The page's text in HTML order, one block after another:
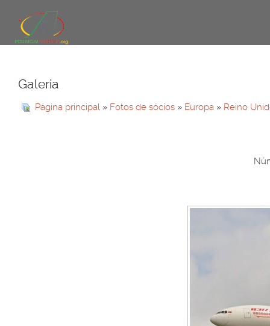
Galeria
Página principal » Fotos de sócios » Europa » Reino